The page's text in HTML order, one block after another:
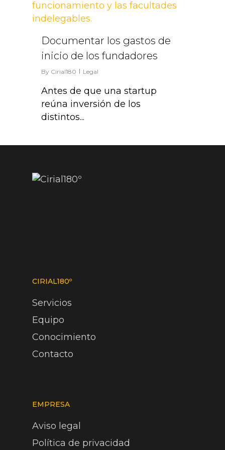
Documentar los gastos de
inicio de los fundadores
By Cirial180 Legal
Antes de que una startup
reúna inversión de los
distintos...
CIRIAL180º
Servicios
Equipo
Conocimiento
Contacto
EMPRESA
Aviso legal
Política de privacidad